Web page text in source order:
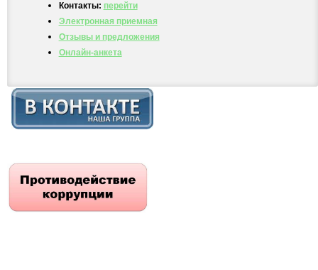
Контакты: перейти
Электронная приемная
Отзывы и предложения
Онлайн-анкета